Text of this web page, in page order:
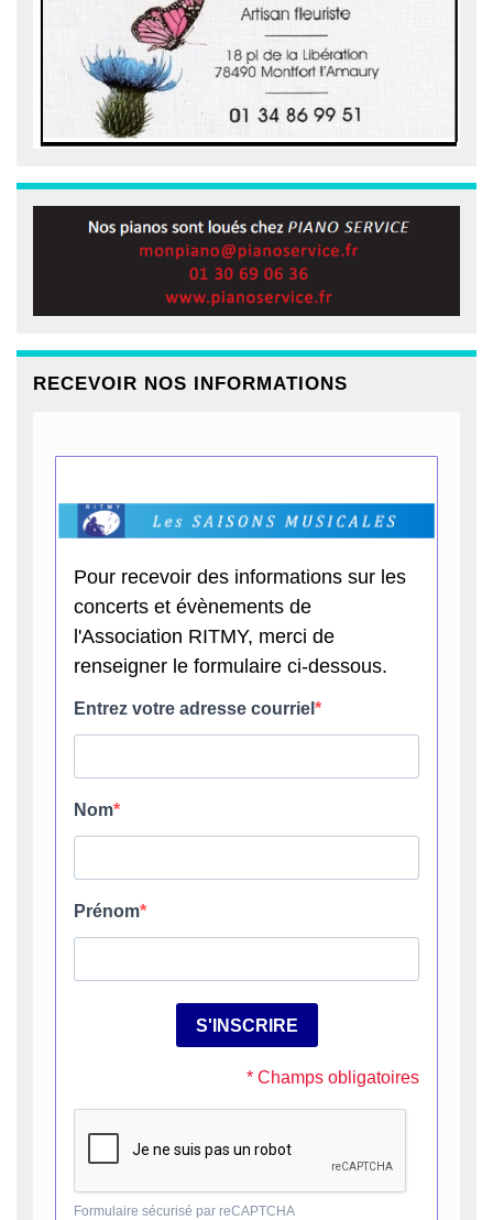
RECEVOIR NOS INFORMATIONS